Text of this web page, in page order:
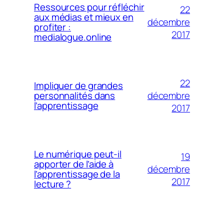
Ressources pour réfléchir
aux médias et mieux en
profiter :
medialogue.online
22
décembre
2017
Impliquer de grandes
personnalités dans
l’apprentissage
22
décembre
2017
Le numérique peut-il
apporter de l’aide à
l’apprentissage de la
lecture ?
19
décembre
2017